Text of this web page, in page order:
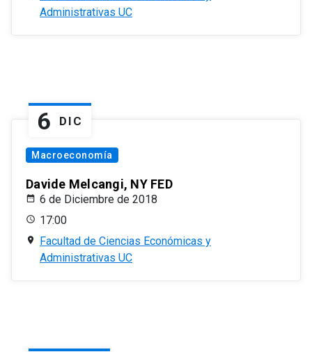
Administrativas UC
6 DIC
Macroeconomía
Davide Melcangi, NY FED
6 de Diciembre de 2018
17:00
Facultad de Ciencias Económicas y
Administrativas UC